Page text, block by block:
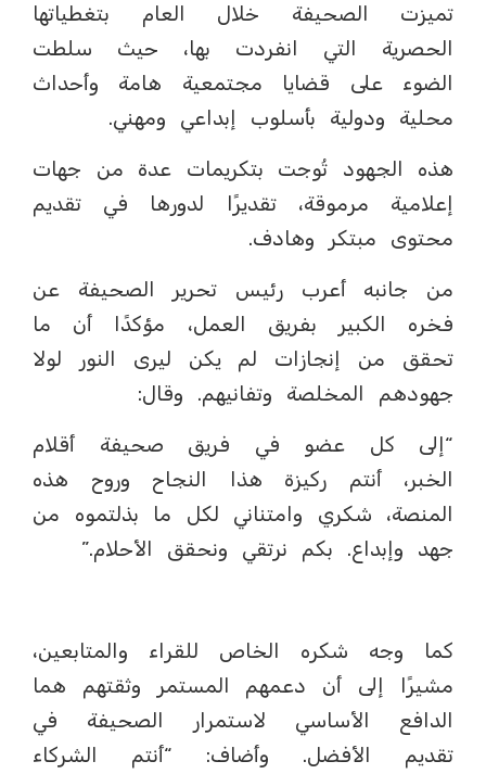
تميزت الصحيفة خلال العام بتغطياتها
الحصرية التي انفردت بها، حيث سلطت
الضوء على قضايا مجتمعية هامة وأحداث
محلية ودولية بأسلوب إبداعي ومهني.
هذه الجهود تُوجت بتكريمات عدة من جهات
إعلامية مرموقة، تقديرًا لدورها في تقديم
محتوى مبتكر وهادف.
من جانبه أعرب رئيس تحرير الصحيفة عن
فخره الكبير بفريق العمل، مؤكدًا أن ما
تحقق من إنجازات لم يكن ليرى النور لولا
جهودهم المخلصة وتفانيهم. وقال:
“إلى كل عضو في فريق صحيفة أقلام
الخبر، أنتم ركيزة هذا النجاح وروح هذه
المنصة، شكري وامتناني لكل ما بذلتموه من
جهد وإبداع. بكم نرتقي ونحقق الأحلام.”
كما وجه شكره الخاص للقراء والمتابعين،
مشيرًا إلى أن دعمهم المستمر وثقتهم هما
الدافع الأساسي لاستمرار الصحيفة في
تقديم الأفضل. وأضاف: “أنتم الشركاء